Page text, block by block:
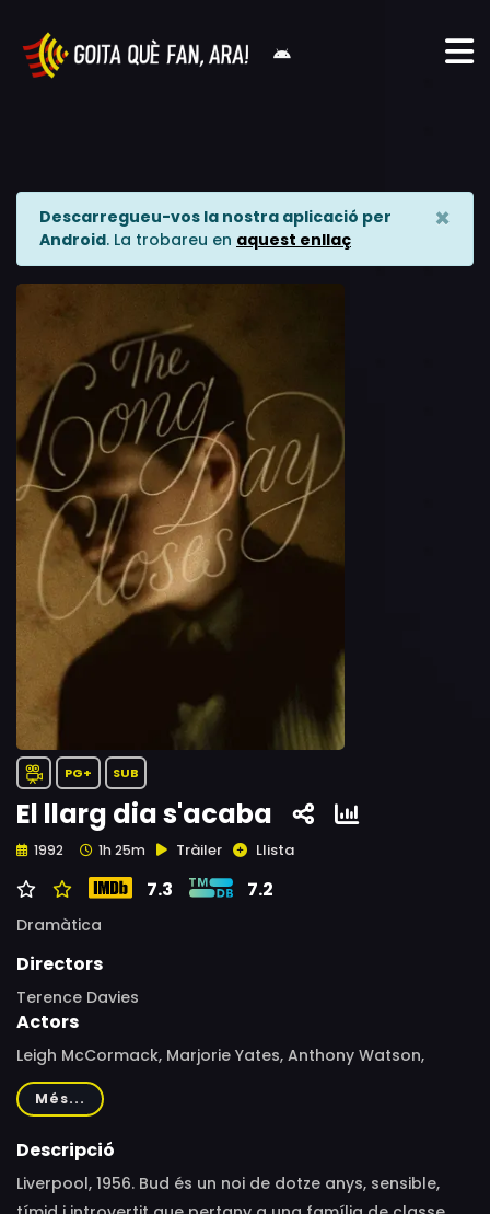
Descarregueu-vos la nostra aplicació per
Android. La trobareu en aquest enllaç
×
PG+ SUB
El llarg dia s'acaba
1992 1h 25m Tràiler Llista
7.3 7.2
Dramàtica
Directors
Terence Davies
Actors
Leigh McCormack, Marjorie Yates, Anthony Watson,
Nicholas Lamont, Ayse Owens, Tina Malone, Jimmy Wilde,
Robin Polley, Peter Ivatts, Joy Blakeman, Denise Thomas,
Patricia Morison, Gavin Mawdsley, Kirk McLaughlin, Mark
Blennerhassett, Peter Hollier, Jason Jevons
Més...
Descripció
Liverpool, 1956. Bud és un noi de dotze anys, sensible,